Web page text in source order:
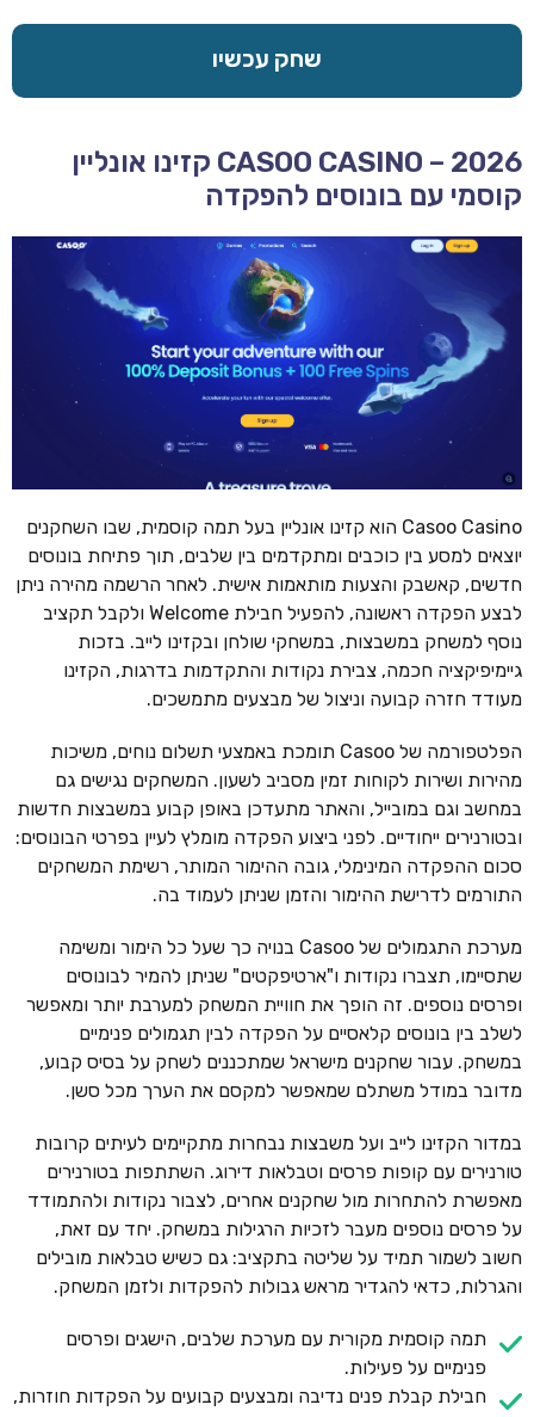
שחק עכשיו
CASOO CASINO – 2026 קזינו אונליין
קוסמי עם בונוסים להפקדה
Casoo Casino הוא קזינו אונליין בעל תמה קוסמית, שבו השחקנים
יוצאים למסע בין כוכבים ומתקדמים בין שלבים, תוך פתיחת בונוסים
חדשים, קאשבק והצעות מותאמות אישית. לאחר הרשמה מהירה ניתן
לבצע הפקדה ראשונה, להפעיל חבילת Welcome ולקבל תקציב
נוסף למשחק במשבצות, במשחקי שולחן ובקזינו לייב. בזכות
גיימיפיקציה חכמה, צבירת נקודות והתקדמות בדרגות, הקזינו
מעודד חזרה קבועה וניצול של מבצעים מתמשכים.
הפלטפורמה של Casoo תומכת באמצעי תשלום נוחים, משיכות
מהירות ושירות לקוחות זמין מסביב לשעון. המשחקים נגישים גם
במחשב וגם במובייל, והאתר מתעדכן באופן קבוע במשבצות חדשות
ובטורנירים ייחודיים. לפני ביצוע הפקדה מומלץ לעיין בפרטי הבונוסים:
סכום ההפקדה המינימלי, גובה ההימור המותר, רשימת המשחקים
התורמים לדרישת ההימור והזמן שניתן לעמוד בה.
מערכת התגמולים של Casoo בנויה כך שעל כל הימור ומשימה
שתסיימו, תצברו נקודות ו"ארטיפקטים" שניתן להמיר לבונוסים
ופרסים נוספים. זה הופך את חוויית המשחק למערבת יותר ומאפשר
לשלב בין בונוסים קלאסיים על הפקדה לבין תגמולים פנימיים
במשחק. עבור שחקנים מישראל שמתכננים לשחק על בסיס קבוע,
מדובר במודל משתלם שמאפשר למקסם את הערך מכל סשן.
במדור הקזינו לייב ועל משבצות נבחרות מתקיימים לעיתים קרובות
טורנירים עם קופות פרסים וטבלאות דירוג. השתתפות בטורנירים
מאפשרת להתחרות מול שחקנים אחרים, לצבור נקודות ולהתמודד
על פרסים נוספים מעבר לזכיות הרגילות במשחק. יחד עם זאת,
חשוב לשמור תמיד על שליטה בתקציב: גם כשיש טבלאות מובילים
והגרלות, כדאי להגדיר מראש גבולות להפקדות ולזמן המשחק.
תמה קוסמית מקורית עם מערכת שלבים, הישגים ופרסים
פנימיים על פעילות.
חבילת קבלת פנים נדיבה ומבצעים קבועים על הפקדות חוזרות,